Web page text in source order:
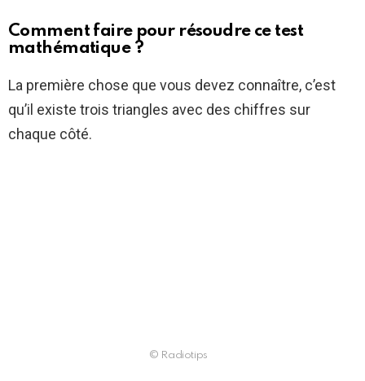
Comment faire pour résoudre ce test
mathématique ?
La première chose que vous devez connaître, c’est
qu’il existe trois triangles avec des chiffres sur
chaque côté.
© Radiotips